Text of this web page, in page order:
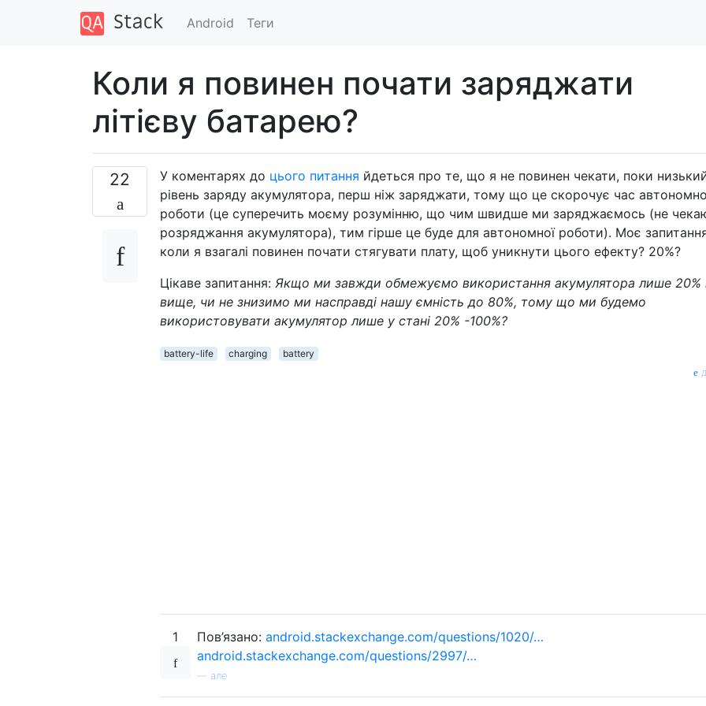
Android Теги
Коли я повинен почати заряджати
літієву батарею?
22 У коментарях до цього питання йдеться про те, що я не повинен чекати, поки
рівень заряду акумулятора, перш ніж заряджати, тому що це скорочує час
роботи (це суперечить моєму розумінню, що чим швидше ми заряджаємось (не
розряджання акумулятора), тим гірше це буде для автономної роботи). Моє
коли я взагалі повинен почати стягувати плату, щоб уникнути цього ефекту? 20%?
Цікаве запитання: Якщо ми завжди обмежуємо використання акумулятора лише 20%
вище, чи не знизимо ми насправді нашу ємність до 80%, тому що ми будемо
використовувати акумулятор лише у стані 20% -100%?
battery-life charging battery
1 Пов’язано: android.stackexchange.com/questions/1020/…
android.stackexchange.com/questions/2997/…
але